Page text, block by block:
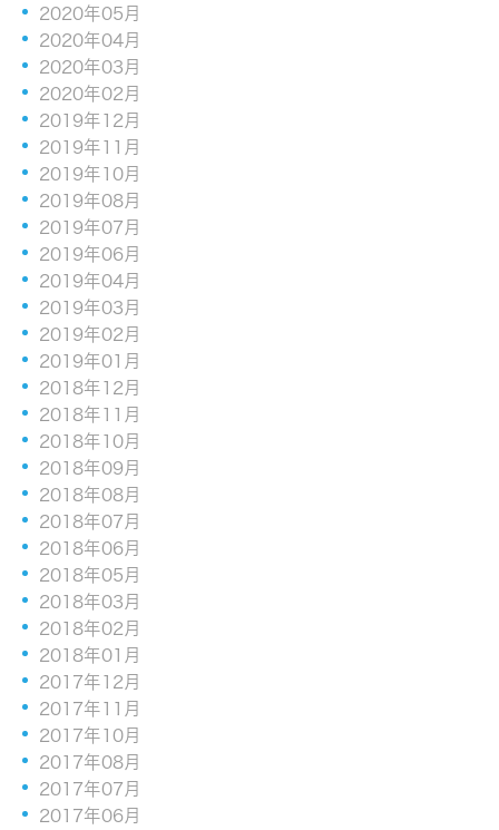
2020年05月
2020年04月
2020年03月
2020年02月
2019年12月
2019年11月
2019年10月
2019年08月
2019年07月
2019年06月
2019年04月
2019年03月
2019年02月
2019年01月
2018年12月
2018年11月
2018年10月
2018年09月
2018年08月
2018年07月
2018年06月
2018年05月
2018年03月
2018年02月
2018年01月
2017年12月
2017年11月
2017年10月
2017年08月
2017年07月
2017年06月